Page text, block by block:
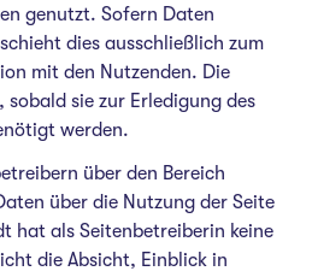
genutzt. Sofern Daten
dies ausschließlich zum
mit den Nutzenden. Die
sie zur Erledigung des
werden.
über den Bereich
über die Nutzung der Seite
hat als Seitenbetreiberin keine
die Absicht, Einblick in